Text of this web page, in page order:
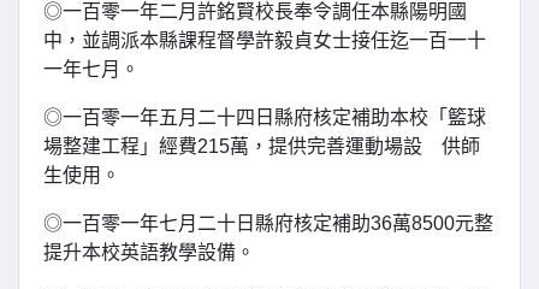
◎一百零一年二月許銘賢校長奉令調任本縣陽明國
中，並調派本縣課程督學許毅貞女士接任迄一百一十
一年七月。
◎一百零一年五月二十四日縣府核定補助本校「籃球
場整建工程」經費215萬，提供完善運動場設 供師
生使用。
◎一百零一年七月二十日縣府核定補助36萬8500元整
提升本校英語教學設備。